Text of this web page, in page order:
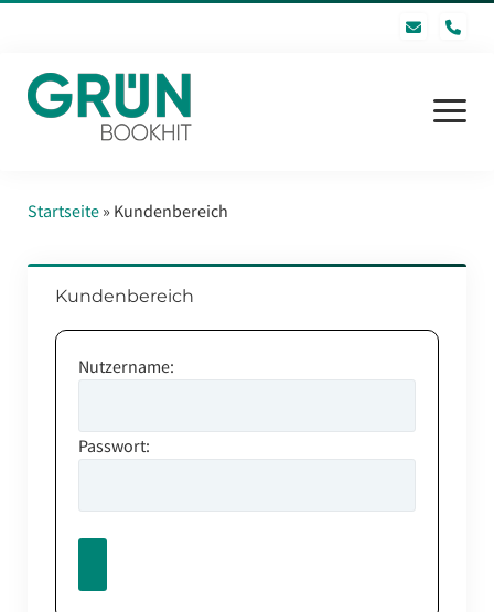
Menü
öffnen
Startseite
Kontakt
Startseite» Kundenbereich
Kundenbereich
Nutzername:
Passwort: